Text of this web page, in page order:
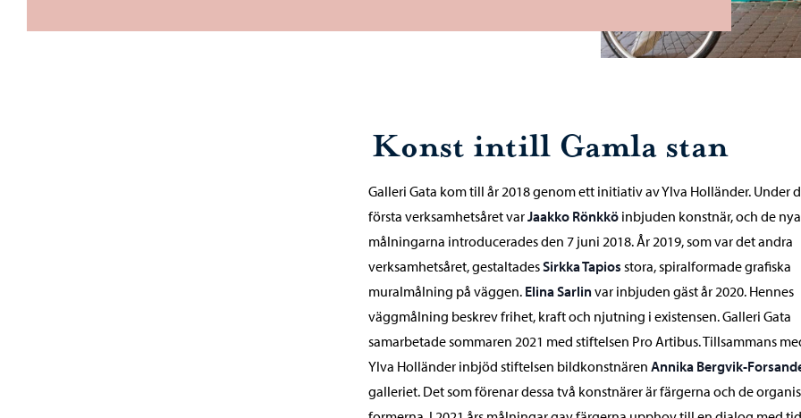
Konst intill Gamla stan
Galleri Gata kom till år 2018 genom ett initiativ av Ylva Holländer. Under
första verksamhetsåret varJaakko Rönkkö inbjuden konstnär, och de nya
målningarna introducerades den 7 juni 2018. År 2019, som var det andra
verksamhetsåret, gestaltadesSirkka Tapios stora, spiralformade grafiska
muralmålning på väggen. Elina Sarlinvar inbjuden gäst år 2020. Hennes
väggmålning beskrev frihet, kraft och njutning i existensen. Galleri Gata
samarbetade sommaren 2021 med stiftelsen Pro Artibus. Tillsammans
Ylva Holländer inbjöd stiftelsen bildkonstnären Annika Bergvik-
galleriet. Det som förenar dessa två konstnärer är färgerna och de